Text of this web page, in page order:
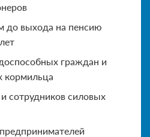
до выхода на пенсию
граждан и
кормильца
сотрудников силовых